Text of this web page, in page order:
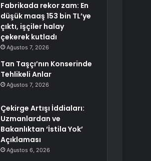
Fabrikada rekor zam: En
düşük maaş 153 bin TL’ye
çıktı, işçiler halay
çekerek kutladı
Ağustos 7, 2026
Tan Taşçı’nın Konserinde
Tehlikeli Anlar
Ağustos 7, 2026
Çekirge Artışı İddiaları:
Uzmanlardan ve
Bakanlıktan ‘İstila Yok’
Açıklaması
Ağustos 6, 2026